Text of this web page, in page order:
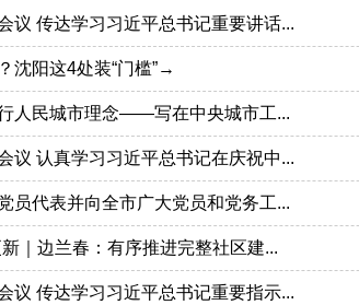
议 传达学习习近平总书记重要讲话...
沈阳这4处装“门槛”→
人民城市理念——写在中央城市工...
议 认真学习习近平总书记在庆祝中...
员代表并向全市广大党员和党务工...
｜边兰春：有序推进完整社区建...
议 传达学习习近平总书记重要指示...